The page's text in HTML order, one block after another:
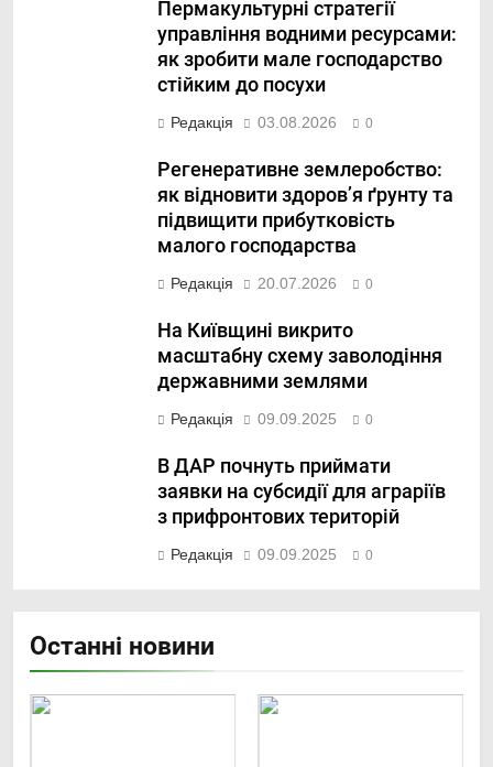
Пермакультурні стратегії
управління водними ресурсами:
як зробити мале господарство
стійким до посухи
Редакція 03.08.2026 0
Регенеративне землеробство:
як відновити здоров’я ґрунту та
підвищити прибутковість
малого господарства
Редакція 20.07.2026 0
На Київщині викрито
масштабну схему заволодіння
державними землями
Редакція 09.09.2025 0
В ДАР почнуть приймати
заявки на субсидії для аграріїв
з прифронтових територій
Редакція 09.09.2025 0
Останні новини